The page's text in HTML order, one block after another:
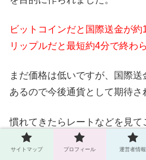
ビットコインだと国際送金が約
リップルだと最短約4分で終わ
まだ価格は低いですが、国際
あるので今後通貨として期待さ
慣れてきたらレートなどを見
仮想通貨銘柄を選んでいきまし
サイトマップ プロフィール 運営者情報